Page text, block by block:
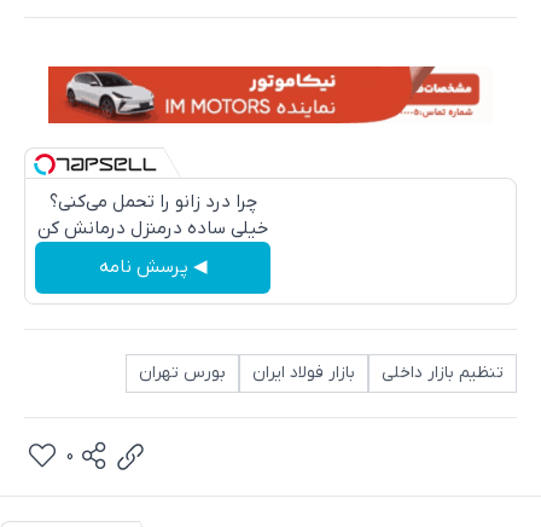
چرا درد زانو را تحمل می‌کنی؟
خیلی ساده درمنزل درمانش کن
◀ پرسش نامه
تنظیم بازار داخلی بازار فولاد ایران بورس تهران
0